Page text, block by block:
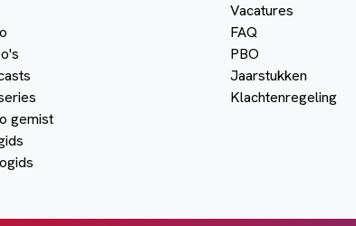
gemist
Vacatures
FAQ
PBO
Jaarstukken
Klachtenregeling